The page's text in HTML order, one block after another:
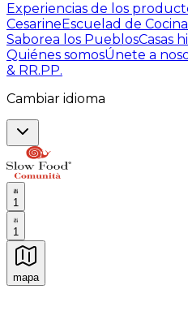
Experiencias de los
CesarineEscuelad de Cocina
Saborea los PueblosCasas
Quiénes somosÚnete a
& RR.PP.
Cambiar idioma
1
1
mapa
Experiencias culinarias